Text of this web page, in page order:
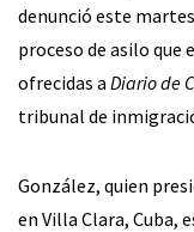
denunció este
proceso de asilo que
ofrecidas a Diario de
tribunal de
González, quien
en Villa Clara, Cuba,